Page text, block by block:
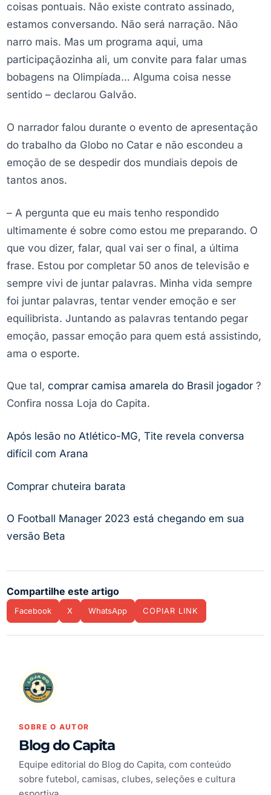
coisas pontuais. Não existe contrato assinado,
estamos conversando. Não será narração. Não
narro mais. Mas um programa aqui, uma
participaçãozinha ali, um convite para falar umas
bobagens na Olimpíada… Alguma coisa nesse
sentido – declarou Galvão.
O narrador falou durante o evento de apresentação
do trabalho da Globo no Catar e não escondeu a
emoção de se despedir dos mundiais depois de
tantos anos.
– A pergunta que eu mais tenho respondido
ultimamente é sobre como estou me preparando. O
que vou dizer, falar, qual vai ser o final, a última
frase. Estou por completar 50 anos de televisão e
sempre vivi de juntar palavras. Minha vida sempre
foi juntar palavras, tentar vender emoção e ser
equilibrista. Juntando as palavras tentando pegar
emoção, passar emoção para quem está assistindo,
ama o esporte.
Que tal, comprar camisa amarela do Brasil jogador ?
Confira nossa Loja do Capita.
Após lesão no Atlético-MG, Tite revela conversa
difícil com Arana
Comprar chuteira barata
O Football Manager 2023 está chegando em sua
versão Beta
Compartilhe este artigo
Facebook X WhatsApp COPIAR LINK
SOBRE O AUTOR
Blog do Capita
Equipe editorial do Blog do Capita, com conteúdo
sobre futebol, camisas, clubes, seleções e cultura